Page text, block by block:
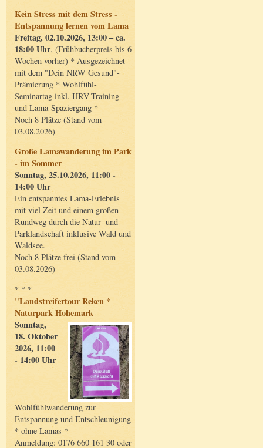
Kein Stress mit dem Stress -
Entspannung lernen vom Lama
Freitag, 02.10.2026, 13:00 – ca.
18:00 Uhr, (Frühbucherpreis bis 6
Wochen vorher) * Ausgezeichnet
mit dem "Dein NRW Gesund"-
Prämierung * Wohlfühl-
Seminartag inkl. HRV-Training
und Lama-Spaziergang *
Noch 8 Plätze (Stand vom
03.08.2026)
Große Lamawanderung im Park
- im Sommer
Sonntag, 25.10.2026, 11:00 -
14:00 Uhr
Ein entspanntes Lama-Erlebnis
mit viel Zeit und einem großen
Rundweg durch die Natur- und
Parklandschaft inklusive Wald und
Waldsee.
Noch 8 Plätze frei (Stand vom
03.08.2026)
* * *
"Landstreifertour Reken *
Naturpark Hohemark
Sonntag,
18. Oktober
2026, 11:00
- 14:00 Uhr
Wohlfühlwanderung zur
Entspannung und Entschleunigung
* ohne Lamas *
Anmeldung: 0176 660 161 30 oder